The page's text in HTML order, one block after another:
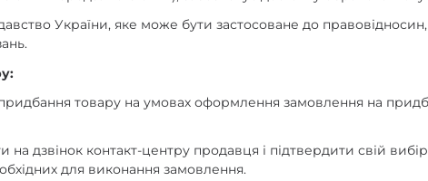
України, яке може бути застосоване до
товару на умовах оформлення замовлення на
дзвінок контакт-центру продавця і підтвердити свій
для виконання замовлення.